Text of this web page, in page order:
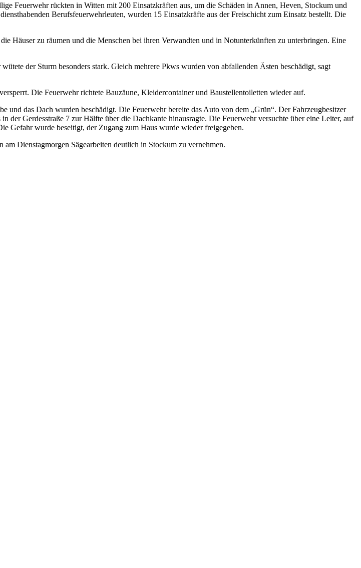
Feuerwehr rückten in Witten mit 200 Einsatzkräften aus, um die Schäden in Annen, Heven, Stockum und
Berufsfeuerwehrleuten, wurden 15 Einsatzkräfte aus der Freischicht zum Einsatz bestellt. Die
Häuser zu räumen und die Menschen bei ihren Verwandten und in Notunterkünften zu unterbringen. Eine
der Sturm besonders stark. Gleich mehrere Pkws wurden von abfallenden Ästen beschädigt, sagt
Die Feuerwehr richtete Bauzäune, Kleidercontainer und Baustellentoiletten wieder auf.
und das Dach wurden beschädigt. Die Feuerwehr bereite das Auto von dem „Grün“. Der Fahrzeugbesitzer
der Gerdesstraße 7 zur Hälfte über die Dachkante hinausragte. Die Feuerwehr versuchte über eine Leiter, auf
Gefahr wurde beseitigt, der Zugang zum Haus wurde wieder freigegeben.
Dienstagmorgen Sägearbeiten deutlich in Stockum zu vernehmen.